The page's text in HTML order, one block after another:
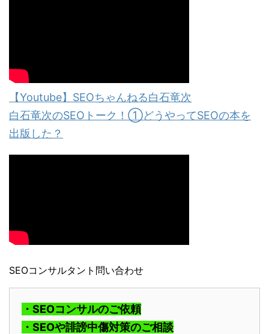
【Youtube】SEOちゃんねる白石竜次
白石竜次のSEOトーク！①どうやってSEOの本を
出版した？
SEOコンサルタント問い合わせ
・SEOコンサルのご依頼
・SEOや誹謗中傷対策のご相談